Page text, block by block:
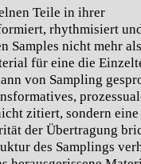
Teile in ihrer
rhythmisiert
Samples nicht mehr
für eine die
von Sampling
zitiert, sondern eine
der Übertragung
des Samplings